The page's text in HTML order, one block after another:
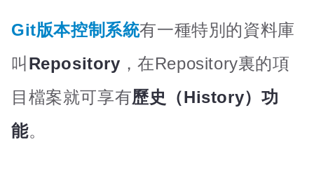
Git版本控制系統有一種特別的資料庫
叫 Repository ，在Repository裏的項
目檔案就可享有歷史（History）功
能。